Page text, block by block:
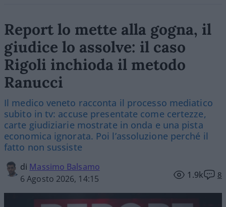
Report lo mette alla gogna, il
giudice lo assolve: il caso
Rigoli inchioda il metodo
Ranucci
Il medico veneto racconta il processo mediatico
subito in tv: accuse presentate come certezze,
carte giudiziarie mostrate in onda e una pista
economica ignorata. Poi l’assoluzione perché il
fatto non sussiste
di Massimo Balsamo
6 Agosto 2026, 14:15
1.9k 8